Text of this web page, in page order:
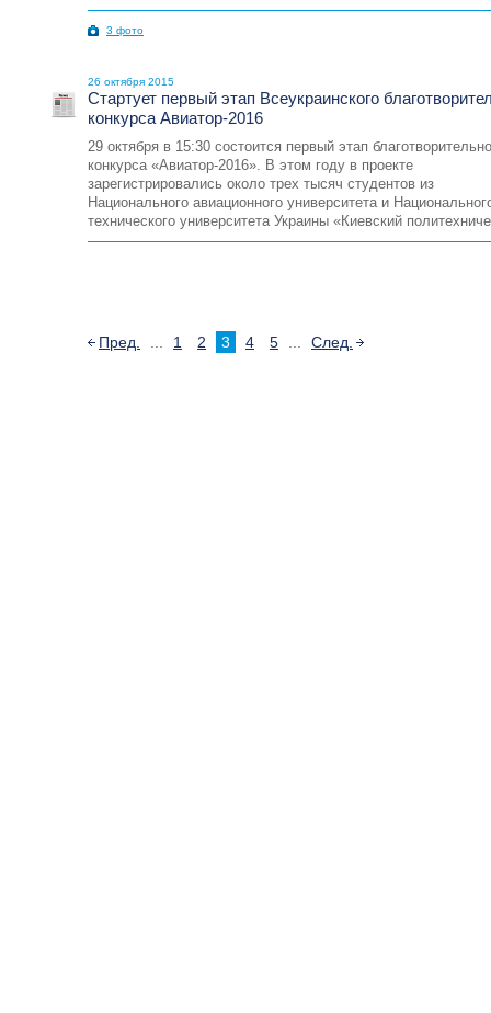
3 фото
26 октября 2015
Стартует первый этап Всеукраинского
конкурса Авиатор-2016
29 октября в 15:30 состоится первый этап
конкурса «Авиатор-2016». В этом году в проекте
зарегистрировались около трех тысяч студентов из
Национального авиационного университета и
технического университета Украины «Киевский
Пред. 1 2 3 4 5 След.